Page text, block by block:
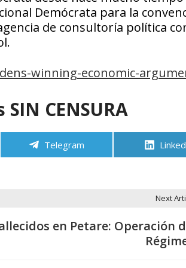
Demócrata para la
de consultoría política
winning-economic-
CENSURA
Compartir
Telegram
Next
en Petare: Operación